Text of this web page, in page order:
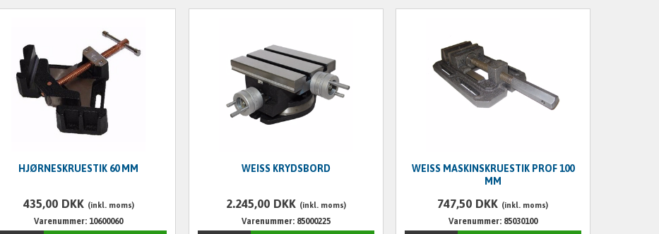
HJØRNESKRUESTIK 60 MM
435,00 DKK (inkl. moms)
Varenummer: 10600060
WEISS KRYDSBORD
2.245,00 DKK (inkl. moms)
Varenummer: 85000225
WEISS MASKINSKRUESTIK PROF 100
MM
747,50 DKK (inkl. moms)
Varenummer: 85030100